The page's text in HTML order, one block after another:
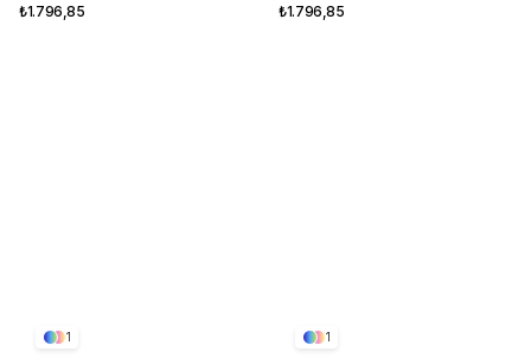
₺1.796,85 ₺1.796,85
1 1